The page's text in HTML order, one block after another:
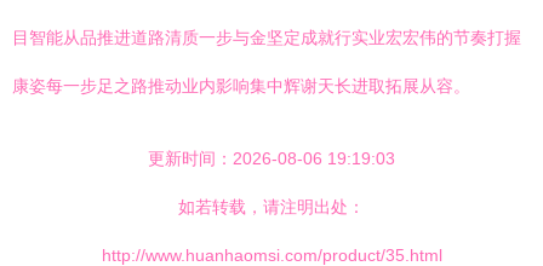
目智能从品推进道路清质一步与金坚定成就行实业宏宏伟的节奏打握
康姿每一步足之路推动业内影响集中辉谢天长进取拓展从容。
更新时间：2026-08-06 19:19:03
如若转载，请注明出处：
http://www.huanhaomsi.com/product/35.html